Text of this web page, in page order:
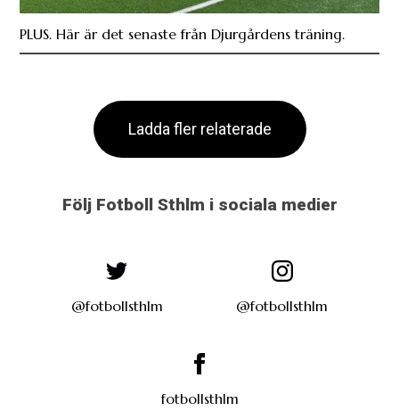
PLUS. Här är det senaste från Djurgårdens träning.
Ladda fler relaterade
Följ Fotboll Sthlm i sociala medier
@fotbollsthlm @fotbollsthlm
fotbollsthlm